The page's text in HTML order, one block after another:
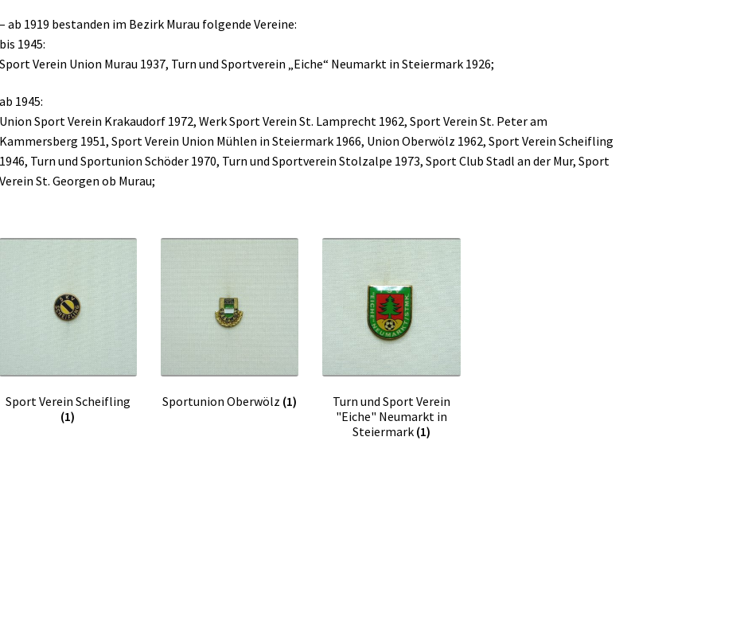
– ab 1919 bestanden im Bezirk Murau folgende Vereine:
bis 1945:
Sport Verein Union Murau 1937, Turn und Sportverein „Eiche“ Neumarkt in Steiermark 1926;
ab 1945:
Union Sport Verein Krakaudorf 1972, Werk Sport Verein St. Lamprecht 1962, Sport Verein St. Peter am
Kammersberg 1951, Sport Verein Union Mühlen in Steiermark 1966, Union Oberwölz 1962, Sport Verein Scheifling
1946, Turn und Sportunion Schöder 1970, Turn und Sportverein Stolzalpe 1973, Sport Club Stadl an der Mur, Sport
Verein St. Georgen ob Murau;
Sport Verein Scheifling
(1)
Sportunion Oberwölz (1)
Turn und Sport Verein
"Eiche" Neumarkt in
Steiermark (1)